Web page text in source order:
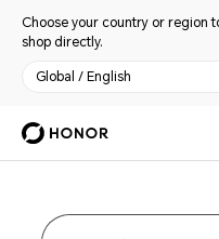
Choose your country or region
shop directly.
Global / English